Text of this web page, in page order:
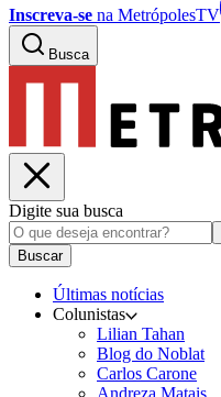
Inscreva-se na MetrópolesTV
Busca
Digite sua busca
Buscar
Últimas notícias
Colunistas
Lilian Tahan
Blog do Noblat
Carlos Carone
Andreza Matais